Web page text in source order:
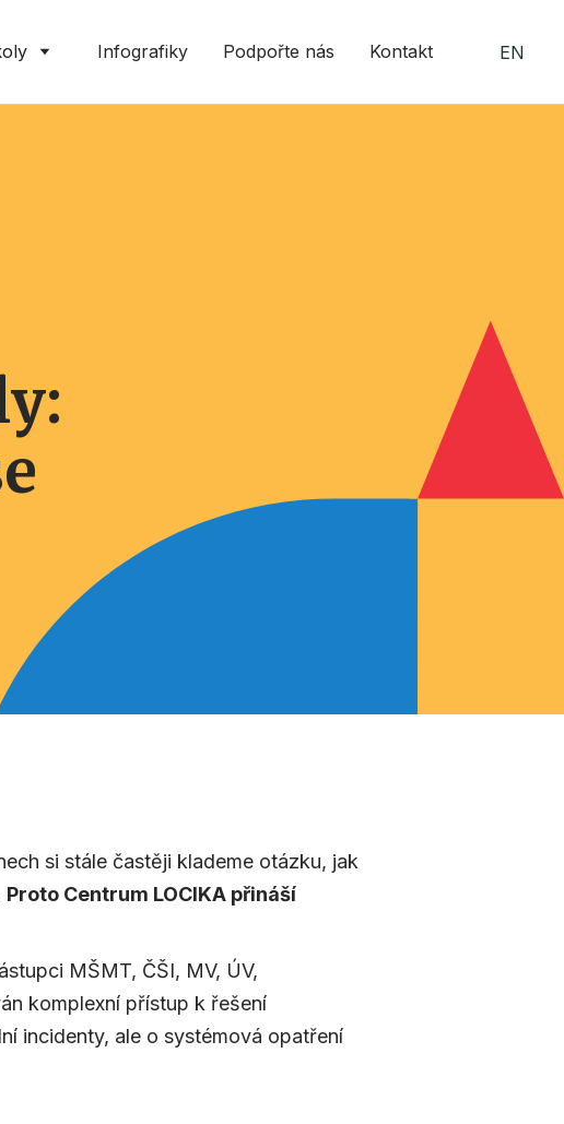
Infografiky Podpořte nás Kontakt EN
si stále častěji klademe otázku, jak
Proto Centrum LOCIKA přináší
MŠMT, ČŠI, MV, ÚV,
komplexní přístup k řešení
incidenty, ale o systémová opatření